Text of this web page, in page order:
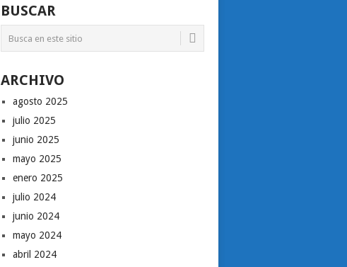
BUSCAR
ARCHIVO
agosto 2025
julio 2025
junio 2025
mayo 2025
enero 2025
julio 2024
junio 2024
mayo 2024
abril 2024